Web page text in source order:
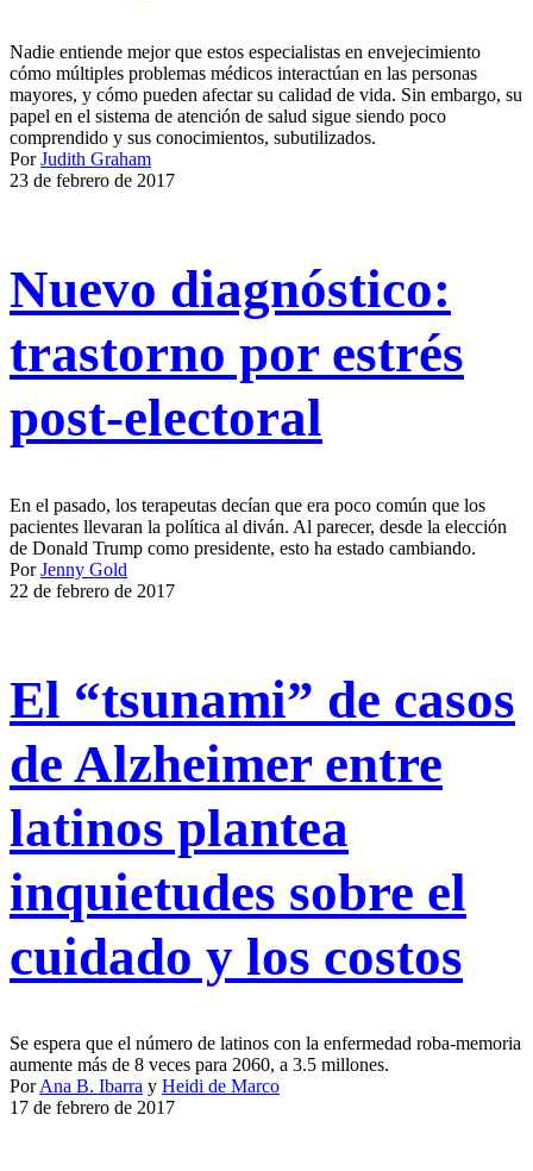
Nadie entiende mejor que estos especialistas en envejecimiento
cómo múltiples problemas médicos interactúan en las personas
mayores, y cómo pueden afectar su calidad de vida. Sin embargo, su
papel en el sistema de atención de salud sigue siendo poco
comprendido y sus conocimientos, subutilizados.
PorJudith Graham
23 de febrero de 2017
Nuevo diagnóstico:
trastorno por estrés
post-electoral
En el pasado, los terapeutas decían que era poco común que los
pacientes llevaran la política al diván. Al parecer, desde la elección
de Donald Trump como presidente, esto ha estado cambiando.
PorJenny Gold
22 de febrero de 2017
El “tsunami” de casos
de Alzheimer entre
latinos plantea
inquietudes sobre el
cuidado y los costos
Se espera que el número de latinos con la enfermedad roba-memoria
aumente más de 8 veces para 2060, a 3.5 millones.
PorAna B. Ibarra y Heidi de Marco
17 de febrero de 2017